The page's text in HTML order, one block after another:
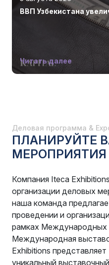
ВВП Узбекистана
Читать далее
Деловая программа &
ПЛАНИРУЙТЕ
МЕРОПРИЯТИЯ
Компания Iteca
организации деловых
наша команда
проведении и
рамках Международных
Международная
Exhibitions
уникальный